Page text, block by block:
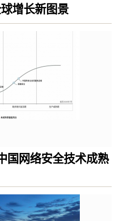
增长新图景
国网络安全技术成熟